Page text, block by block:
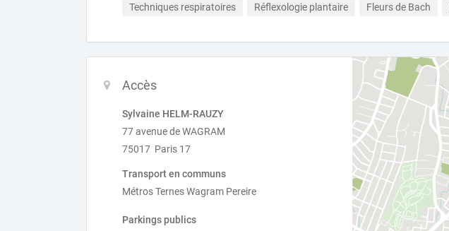
Techniques respiratoires
Réflexologie plantaire Fleurs de Bach
Accès
Sylvaine HELM-RAUZY
77 avenue de WAGRAM
75017 Paris 17
Transport en communs
Métros Ternes Wagram Pereire
Parkings publics